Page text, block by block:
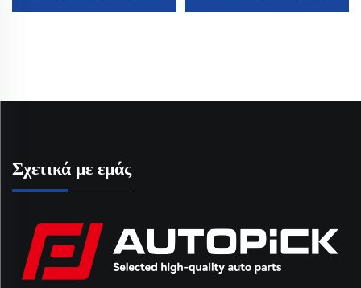
Εξαερωτήρα 11128605598
Κυλίνδρου Rocker
Σχετικά με εμάς